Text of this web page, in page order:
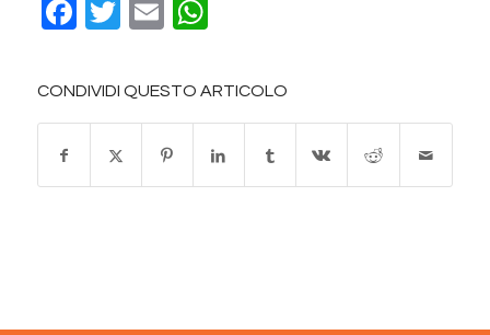
Facebook
Twitter
EmailWhatsApp
CONDIVIDI QUESTO ARTICOLO